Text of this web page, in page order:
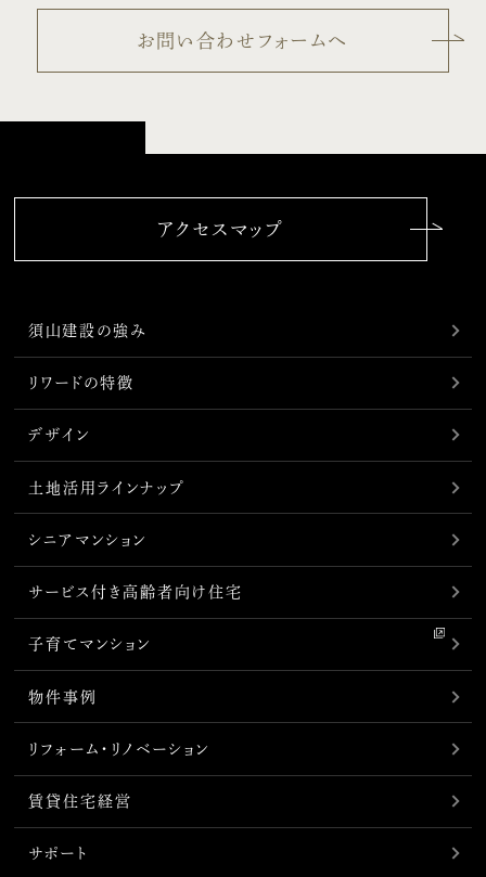
お問い合わせフォームへ
アクセスマップ
須山建設の強み
リワードの特徴
デザイン
土地活用ラインナップ
シニアマンション
サービス付き高齢者向け住宅
子育てマンション
物件事例
リフォーム・リノベーション
賃貸住宅経営
サポート